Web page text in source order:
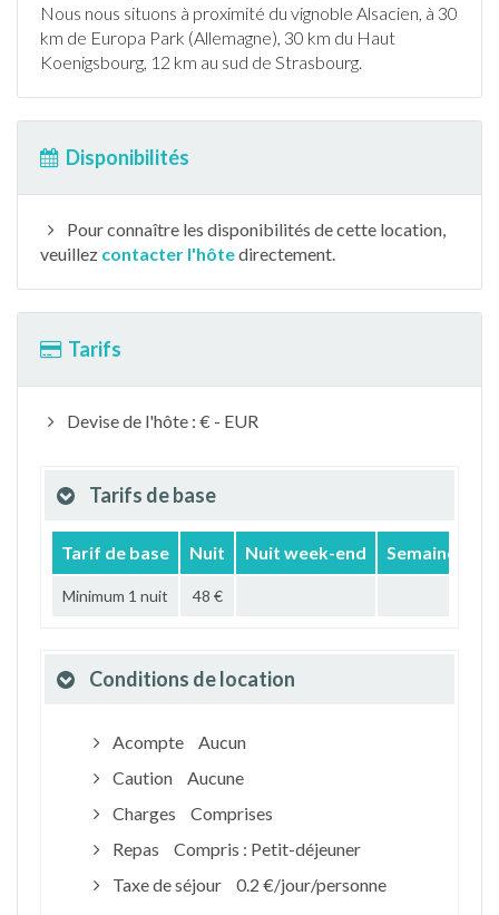
Nous nous situons à proximité du vignoble Alsacien, à 30
km de Europa Park (Allemagne), 30 km du Haut
Koenigsbourg, 12 km au sud de Strasbourg.
Disponibilités
Pour connaître les disponibilités de cette location,
veuillez contacter l'hôtedirectement.
Tarifs
Devise de l'hôte : € - EUR
Tarifs de base
Tarif de base Nuit Nuit week-end Semaine
Minimum 1 nuit 48 €
Conditions de location
Acompte
Aucun
Caution
Aucune
Charges
Comprises
Repas
Compris : Petit-déjeuner
Taxe de séjour
0.2 €/jour/personne